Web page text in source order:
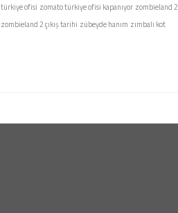
türkiye ofisi zomato türkiye ofisi kapanıyor zombieland 2
zombieland 2 çıkış tarihi zübeyde hanım zımbalı kot